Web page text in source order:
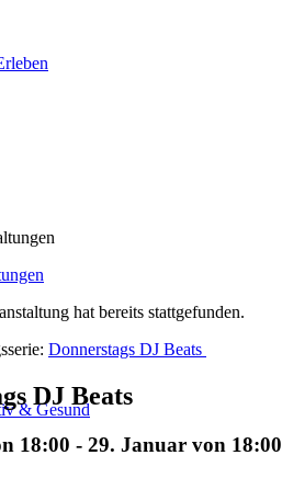
& Gesund
hat bereits stattgefunden.
Donnerstags DJ Beats
DJ Beats
18:00 - 29. Januar von 18:00